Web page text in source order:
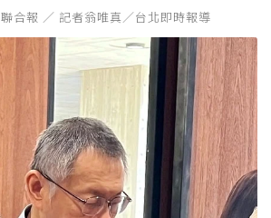
聯合報 ／ 記者翁唯真／台北即時報導